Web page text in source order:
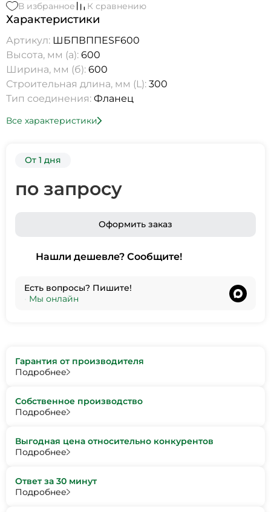
В избранное К сравнению
Характеристики
Артикул: ШБПВППESF600
Высота, мм (а): 600
Ширина, мм (б): 600
Строительная длина, мм (L): 300
Тип соединения: Фланец
Все характеристики
От 1 дня
по запросу
Оформить заказ
Нашли дешевле? Сообщите!
Есть вопросы? Пишите!
• Мы онлайн
Гарантия от производителя
Подробнее
Собственное производство
Подробнее
Выгодная цена относительно конкурентов
Подробнее
Ответ за 30 минут
Подробнее